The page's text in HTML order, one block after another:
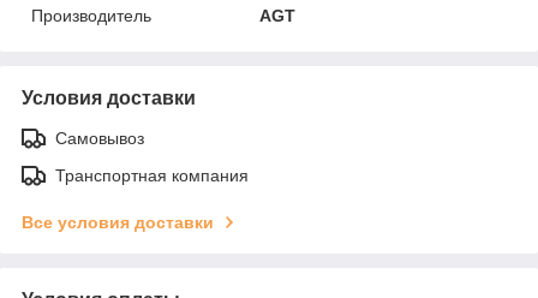
Производитель
AGT
Условия доставки
Самовывоз
Транспортная компания
Все условия доставки